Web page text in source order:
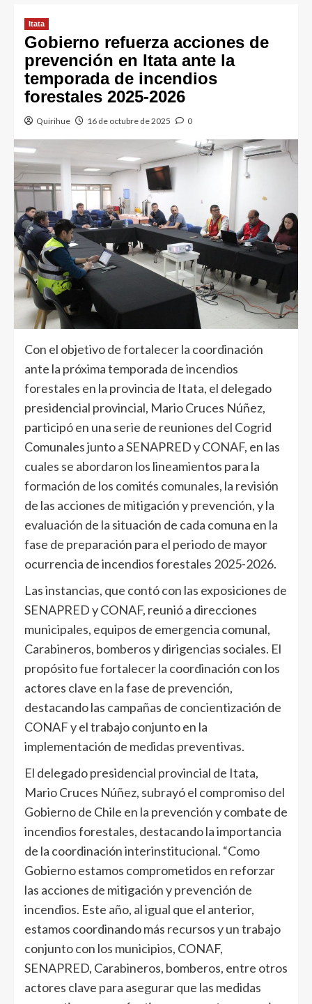
Itata
Gobierno refuerza acciones de
prevención en Itata ante la
temporada de incendios
forestales 2025-2026
Quirihue 16 de octubre de 2025 0
Con el objetivo de fortalecer la coordinación
ante la próxima temporada de incendios
forestales en la provincia de Itata, el delegado
presidencial provincial, Mario Cruces Núñez,
participó en una serie de reuniones del Cogrid
Comunales junto a SENAPRED y CONAF, en las
cuales se abordaron los lineamientos para la
formación de los comités comunales, la revisión
de las acciones de mitigación y prevención, y la
evaluación de la situación de cada comuna en la
fase de preparación para el periodo de mayor
ocurrencia de incendios forestales 2025-2026.
Las instancias, que contó con las exposiciones de
SENAPRED y CONAF, reunió a direcciones
municipales, equipos de emergencia comunal,
Carabineros, bomberos y dirigencias sociales. El
propósito fue fortalecer la coordinación con los
actores clave en la fase de prevención,
destacando las campañas de concientización de
CONAF y el trabajo conjunto en la
implementación de medidas preventivas.
El delegado presidencial provincial de Itata,
Mario Cruces Núñez, subrayó el compromiso del
Gobierno de Chile en la prevención y combate de
incendios forestales, destacando la importancia
de la coordinación interinstitucional. “Como
Gobierno estamos comprometidos en reforzar
las acciones de mitigación y prevención de
incendios. Este año, al igual que el anterior,
estamos coordinando más recursos y un trabajo
conjunto con los municipios, CONAF,
SENAPRED, Carabineros, bomberos, entre otros
actores clave para asegurar que las medidas